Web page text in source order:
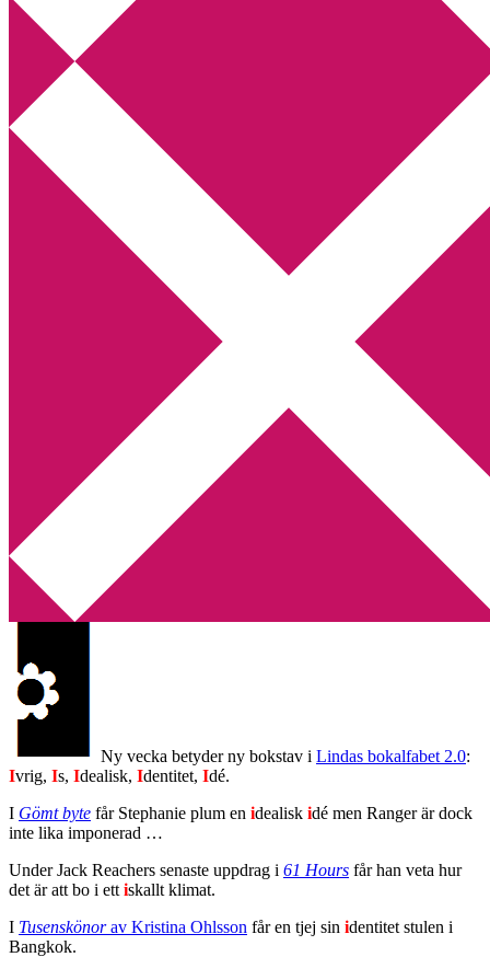
Annikas litteratur- och kulturblogg
Deckare, kriminalromaner, thrillers
Hem
Boktolva
Författarfemman
Kontakt
Webbshop Amazon
Utskriftscentralen
Min tv-blogg
You are here:Home Bokalfabet 2.0 Bokalfabet 2.0 – del 9
Bokalfabet 2.0 – del 9
2011-05-24 Annika
Ny vecka betyder ny bokstav i Lindas bokalfabet 2.0:
Ivrig, Is, Idealisk, Identitet, Idé.
I Gömt byte får Stephanie plum en idealisk idé men Ranger är dock
inte lika imponerad …
Under Jack Reachers senaste uppdrag i 61 Hours får han veta hur
det är att bo i ett iskallt klimat.
I Tusenskönorav Kristina Ohlsson får en tjej sin identitet stulen i
Bangkok.